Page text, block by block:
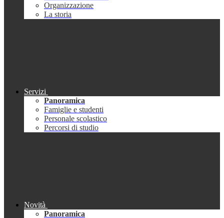
Organizzazione
La storia
Servizi
Panoramica
Famiglie e studenti
Personale scolastico
Percorsi di studio
Novità
Panoramica